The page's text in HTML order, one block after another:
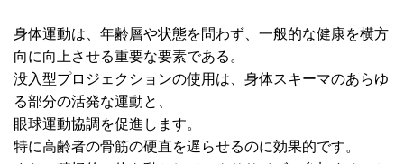
身体運動は、年齢層や状態を問わず、一般的な健康を横方
向に向上させる重要な要素である。
没入型プロジェクションの使用は、身体スキーマのあらゆ
る部分の活発な運動と、
眼球運動協調を促進します。
特に高齢者の骨筋の硬直を遅らせるのに効果的です。